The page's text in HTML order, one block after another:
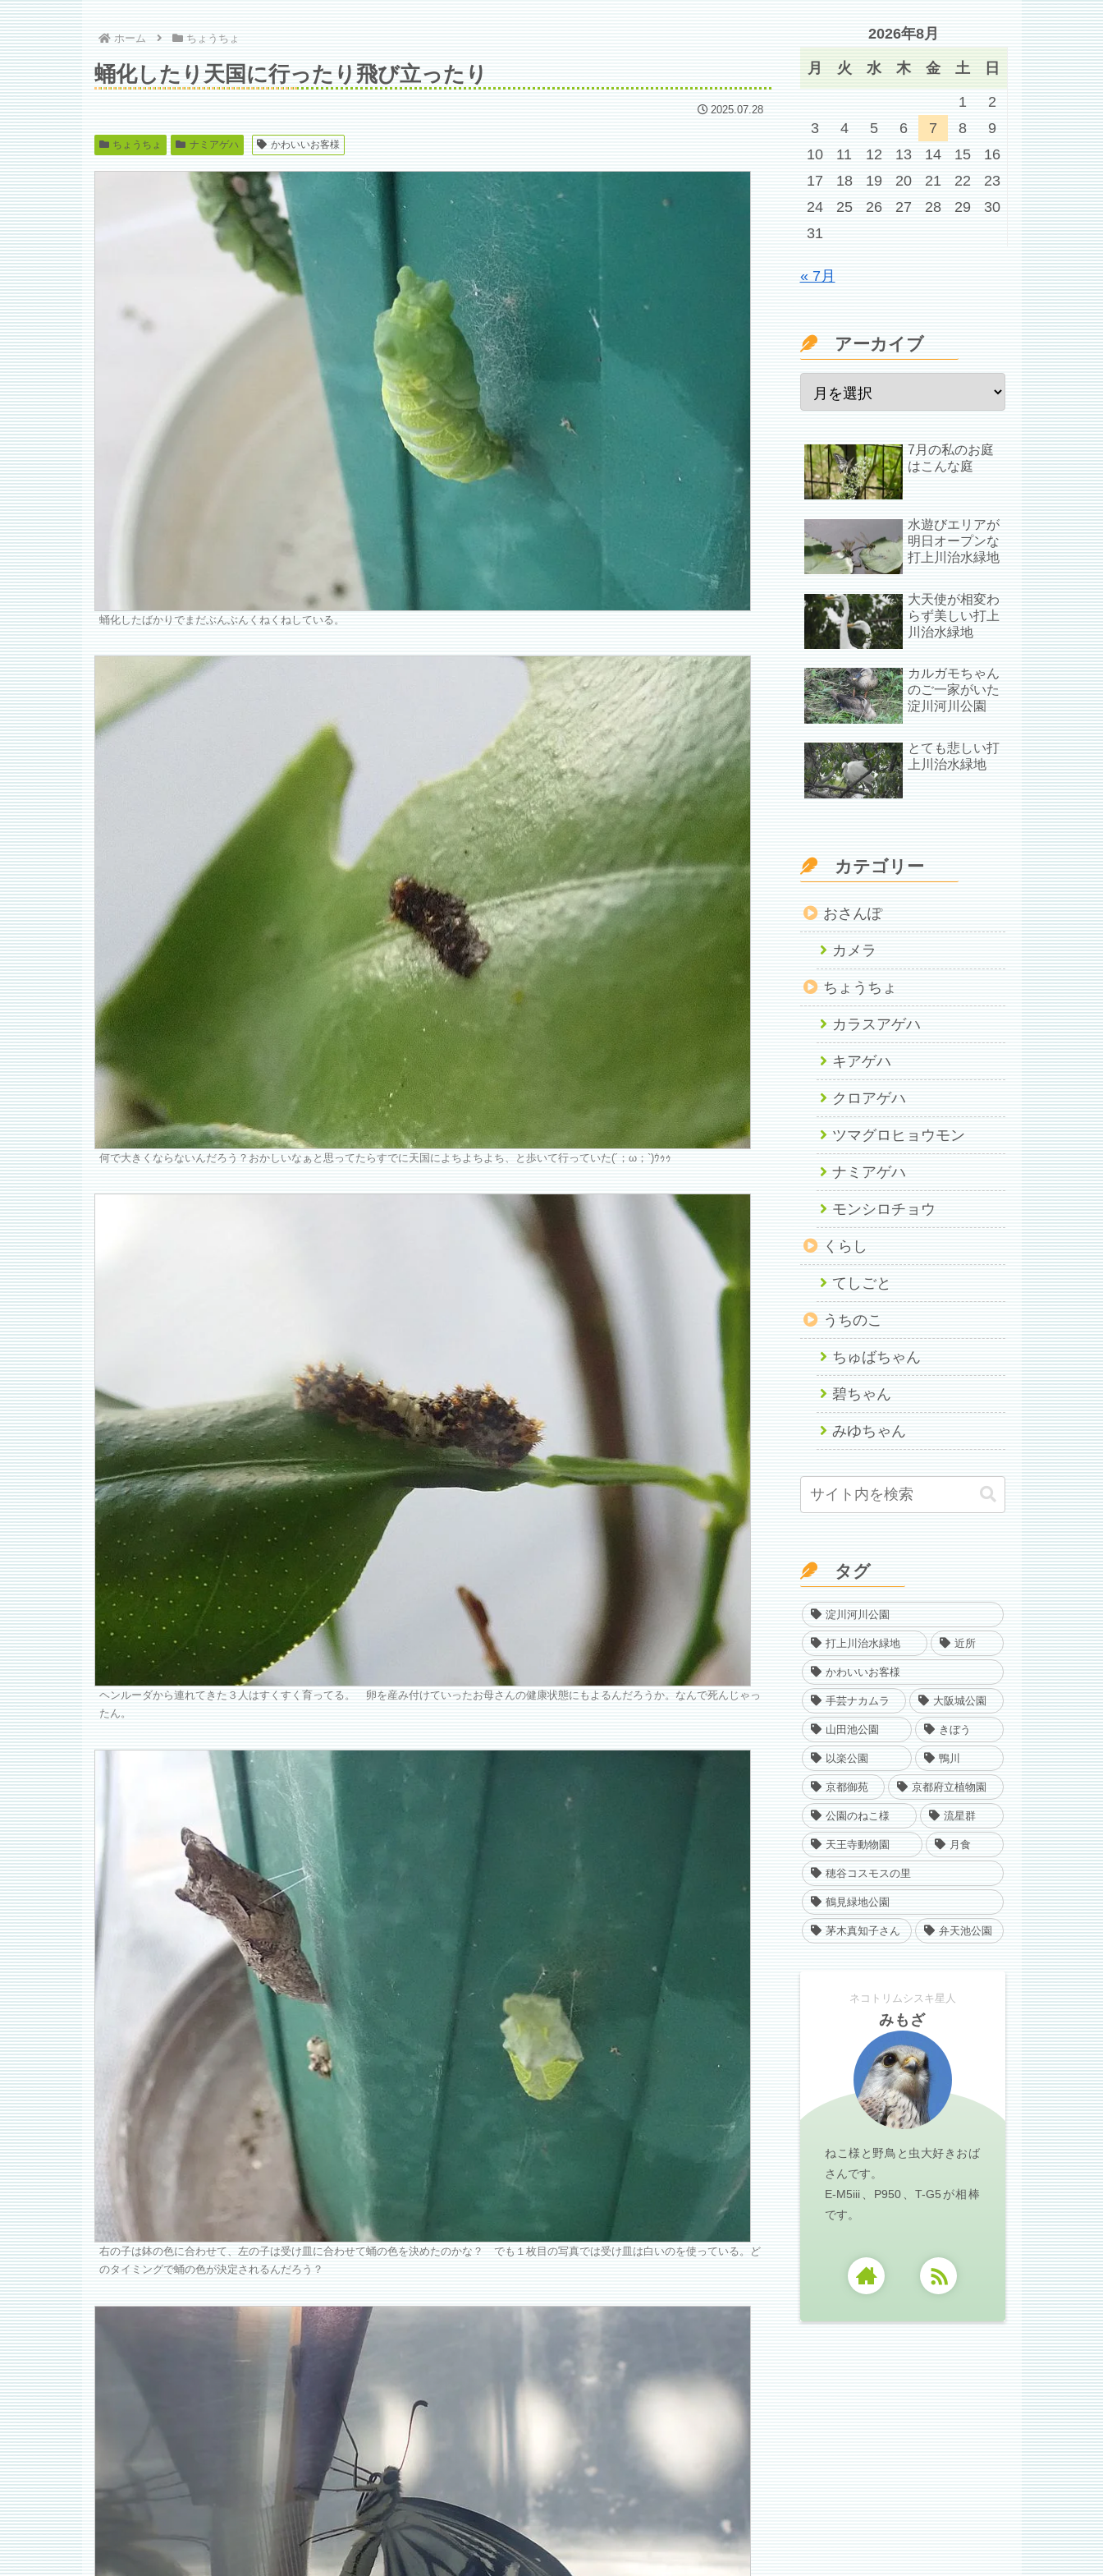
ホーム ちょうちょ
蛹化したり天国に行ったり飛び立ったり
2025.07.28
ちょうちょ ナミアゲハ かわいいお客様
蛹化したばかりでまだぶんぶんくねくねしている。
何で大きくならないんだろう？おかしいなぁと思ってたらすでに天国によちよちよち、と歩いて行っていた(´；ω；`)ｳｩｩ
ヘンルーダから連れてきた３人はすくすく育ってる。 卵を産み付けていったお母さんの健康状態にもよるんだろうか。なんで死んじゃっ
たん。
右の子は鉢の色に合わせて、左の子は受け皿に合わせて蛹の色を決めたのかな？ でも１枚目の写真では受け皿は白いのを使っている。ど
のタイミングで蛹の色が決定されるんだろう？
2026年8月
月 火 水 木 金 土 日
1
2
3
4 5 6 7 8
9
10
11 12 13 14 15
16
17
18 19 20 21 22
23
24
25 26 27 28 29
30
31
« 7月
アーカイブ
7月の私のお庭
はこんな庭
水遊びエリアが
明日オープンな
打上川治水緑地
大天使が相変わ
らず美しい打上
川治水緑地
カルガモちゃん
のご一家がいた
淀川河川公園
とても悲しい打
上川治水緑地
カテゴリー
おさんぽ
カメラ
ちょうちょ
カラスアゲハ
キアゲハ
クロアゲハ
ツマグロヒョウモン
ナミアゲハ
モンシロチョウ
くらし
てしごと
うちのこ
ちゅばちゃん
碧ちゃん
みゆちゃん
タグ
淀川河川公園
打上川治水緑地 近所
かわいいお客様
手芸ナカムラ 大阪城公園
山田池公園 きぼう
以楽公園 鴨川
京都御苑 京都府立植物園
公園のねこ様 流星群
天王寺動物園 月食
穂谷コスモスの里
鶴見緑地公園
茅木真知子さん 弁天池公園
ネコトリムシスキ星人
みもざ
ねこ様と野鳥と虫大好きおば
さんです。
E-M5iii、P950、T-G5が相棒
です。